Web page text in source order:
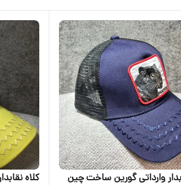
وارداتی گورین ساخت چین کلاه